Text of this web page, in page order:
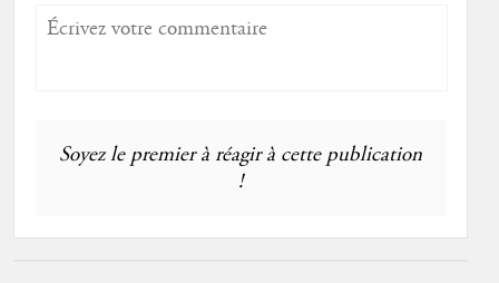
Soyez le premier à réagir à cette publication
!